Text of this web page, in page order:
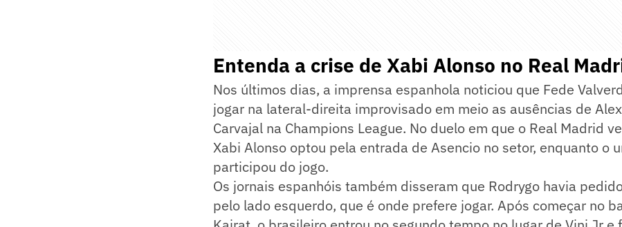
Entenda a crise de Xabi Alonso no Real
Nos últimos dias, a imprensa espanhola noticiou que Fede
jogar na lateral-direita improvisado em meio as ausências de
Carvajal na Champions League. No duelo em que o Real Madrid
Xabi Alonso optou pela entrada de Asencio no setor, enquanto o
participou do jogo.
Os jornais espanhóis também disseram que Rodrygo havia
pelo lado esquerdo, que é onde prefere jogar. Após começar no